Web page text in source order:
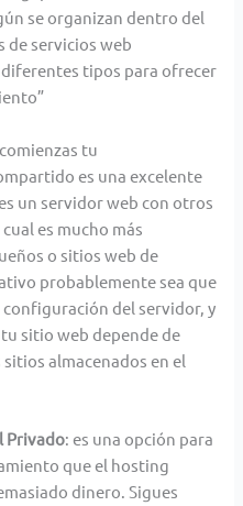
se organizan dentro del
de servicios web
tipos para ofrecer
tu
es una excelente
un servidor web con otros
es mucho más
o sitios web de
probablemente sea que
del servidor, y
sitio web depende de
almacenados en el
Privado: es una opción para
que el hosting
dinero. Sigues